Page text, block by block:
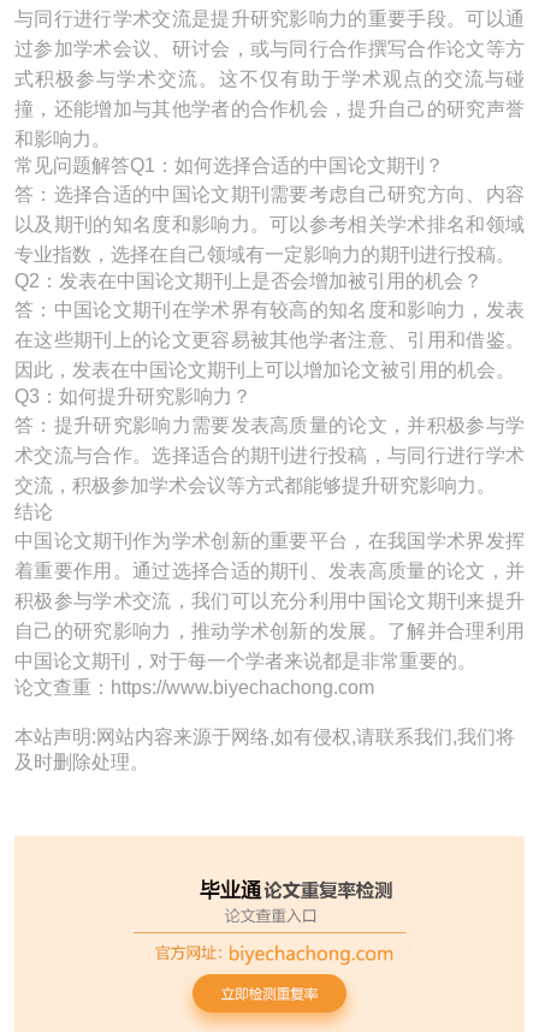
与同行进行学术交流是提升研究影响力的重要手段。可以通
过参加学术会议、研讨会，或与同行合作撰写合作论文等方
式积极参与学术交流。这不仅有助于学术观点的交流与碰
撞，还能增加与其他学者的合作机会，提升自己的研究声誉
和影响力。
常见问题解答Q1：如何选择合适的中国论文期刊？
答：选择合适的中国论文期刊需要考虑自己研究方向、内容
以及期刊的知名度和影响力。可以参考相关学术排名和领域
专业指数，选择在自己领域有一定影响力的期刊进行投稿。
Q2：发表在中国论文期刊上是否会增加被引用的机会？
答：中国论文期刊在学术界有较高的知名度和影响力，发表
在这些期刊上的论文更容易被其他学者注意、引用和借鉴。
因此，发表在中国论文期刊上可以增加论文被引用的机会。
Q3：如何提升研究影响力？
答：提升研究影响力需要发表高质量的论文，并积极参与学
术交流与合作。选择适合的期刊进行投稿，与同行进行学术
交流，积极参加学术会议等方式都能够提升研究影响力。
结论
中国论文期刊作为学术创新的重要平台，在我国学术界发挥
着重要作用。通过选择合适的期刊、发表高质量的论文，并
积极参与学术交流，我们可以充分利用中国论文期刊来提升
自己的研究影响力，推动学术创新的发展。了解并合理利用
中国论文期刊，对于每一个学者来说都是非常重要的。
论文查重：https://www.biyechachong.com
本站声明:网站内容来源于网络,如有侵权,请联系我们,我们将
及时删除处理。